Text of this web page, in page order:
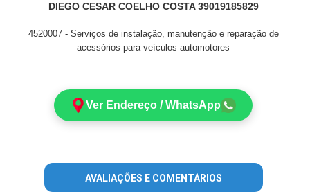
DIEGO CESAR COELHO COSTA 39019185829
4520007 - Serviços de instalação, manutenção e reparação de
acessórios para veículos automotores
Ver Endereço / WhatsApp
AVALIAÇÕES E COMENTÁRIOS